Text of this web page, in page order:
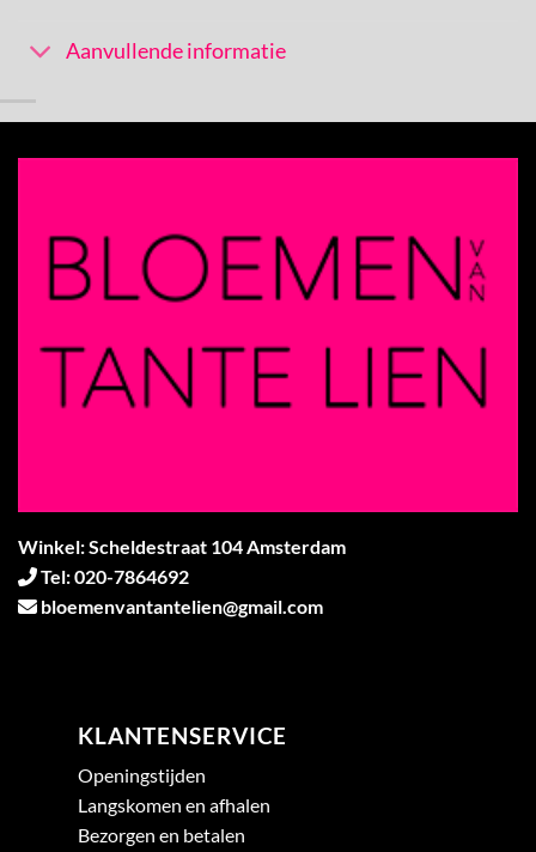
Aanvullende informatie
Winkel: Scheldestraat 104 Amsterdam
Tel: 020-7864692
bloemenvantantelien@gmail.com
KLANTENSERVICE
Openingstijden
Langskomen en afhalen
Bezorgen en betalen